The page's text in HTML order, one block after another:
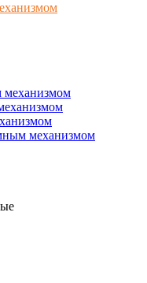
механизмом
механизмом